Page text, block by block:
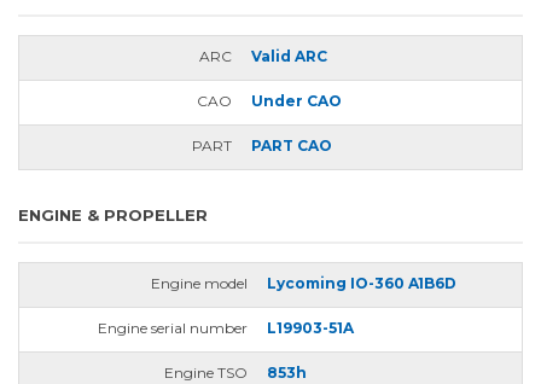
ARC Valid ARC
CAO Under CAO
PART PART CAO
ENGINE & PROPELLER
Engine model Lycoming IO-360 A1B6D
Engine serial number L19903-51A
Engine TSO 853h